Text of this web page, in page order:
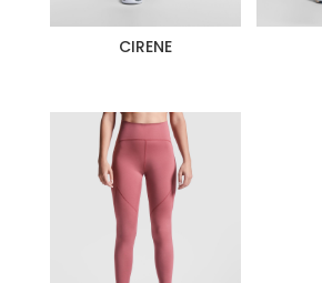
CIRENE